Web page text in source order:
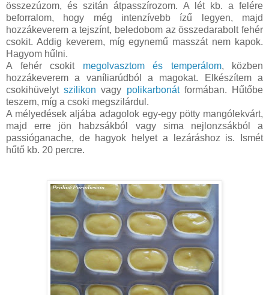
összezúzom, és szitán átpasszírozom. A lét kb. a felére
beforralom, hogy még intenzívebb ízű legyen, majd
hozzákeverem a tejszínt, beledobom az összedarabolt fehér
csokit. Addig keverem, míg egynemű masszát nem kapok.
Hagyom hűlni.
A fehér csokit megolvasztom és temperálom, közben
hozzákeverem a vaníliarúdból a magokat. Elkészítem a
csokihüvelytszilikon vagy polikarbonátformában. Hűtőbe
teszem, míg a csoki megszilárdul.
A mélyedések aljába adagolok egy-egy pötty mangólekvárt,
majd erre jön habzsákból vagy sima nejlonzsákból a
passióganache, de hagyok helyet a lezáráshoz is. Ismét
hűtő kb. 20 percre.